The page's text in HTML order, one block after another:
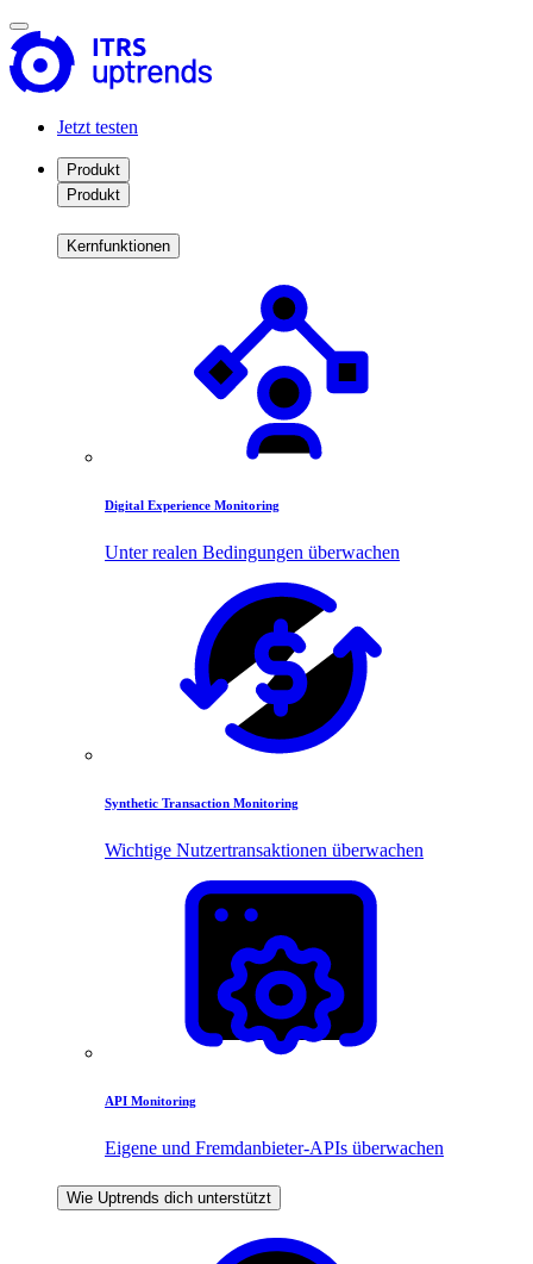
Jetzt testen
Produkt
Produkt
Kernfunktionen
Digital Experience Monitoring
Unter realen Bedingungen überwachen
Synthetic Transaction Monitoring
Wichtige Nutzertransaktionen überwachen
API Monitoring
Eigene und Fremdanbieter-APIs überwachen
Wie Uptrends dich unterstützt